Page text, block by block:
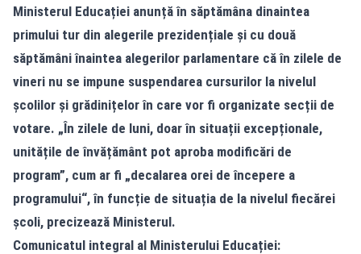
Ministerul Educației anunțăîn săptămâna dinaintea
primului tur din alegerile prezidențiale și cu două
săptămâni înaintea alegerilor parlamentare că în zilele de
vineri nu se impune suspendarea cursurilor la nivelul
școlilor și grădinițelor în care vor fi organizate secții de
votare. „În zilele de luni, doar în situații excepționale,
unitățile de învățământ pot aproba modificări de
program”, cum ar fi „decalarea orei de începere a
programului“, în funcție de situația de la nivelul fiecărei
școli, precizează Ministerul.
Comunicatul integral al Ministerului Educației: